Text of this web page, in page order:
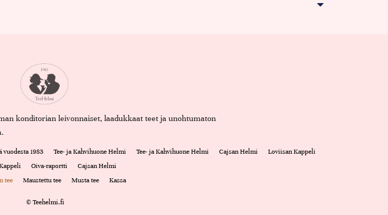
konditorian leivonnaiset, laadukkaat teet ja unohtumaton
1983 Tee- ja Kahvihuone Helmi Tee- ja Kahvihuone Helmi Cajsan Helmi
Loviisan Kappeli
Oiva-raportti
Cajsan Helmi
tee
Maustettu tee Musta tee Kassa
© Teehelmi.fi